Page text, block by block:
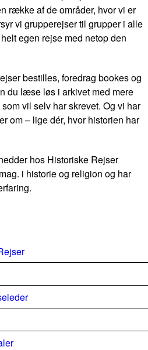
række af de områder, hvor vi er
vi grupperejser til grupper i alle
egen rejse med netop den
bestilles, foredrag bookes og
du læse løs i arkivet med mere
vil selv har skrevet. Og vi har
om – lige dér, hvor historien har
hos Historiske Rejser
i historie og religion og har